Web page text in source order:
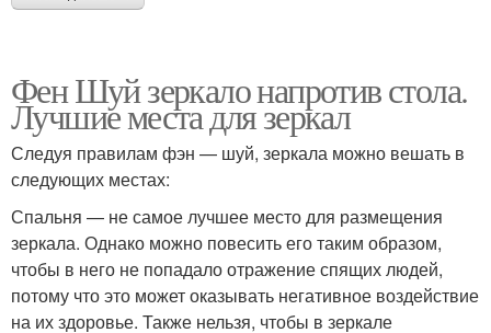
Фен Шуй зеркало напротив стола.
Лучшие места для зеркал
Следуя правилам фэн — шуй, зеркала можно вешать в
следующих местах:
Спальня — не самое лучшее место для размещения
зеркала. Однако можно повесить его таким образом,
чтобы в него не попадало отражение спящих людей,
потому что это может оказывать негативное воздействие
на их здоровье. Также нельзя, чтобы в зеркале